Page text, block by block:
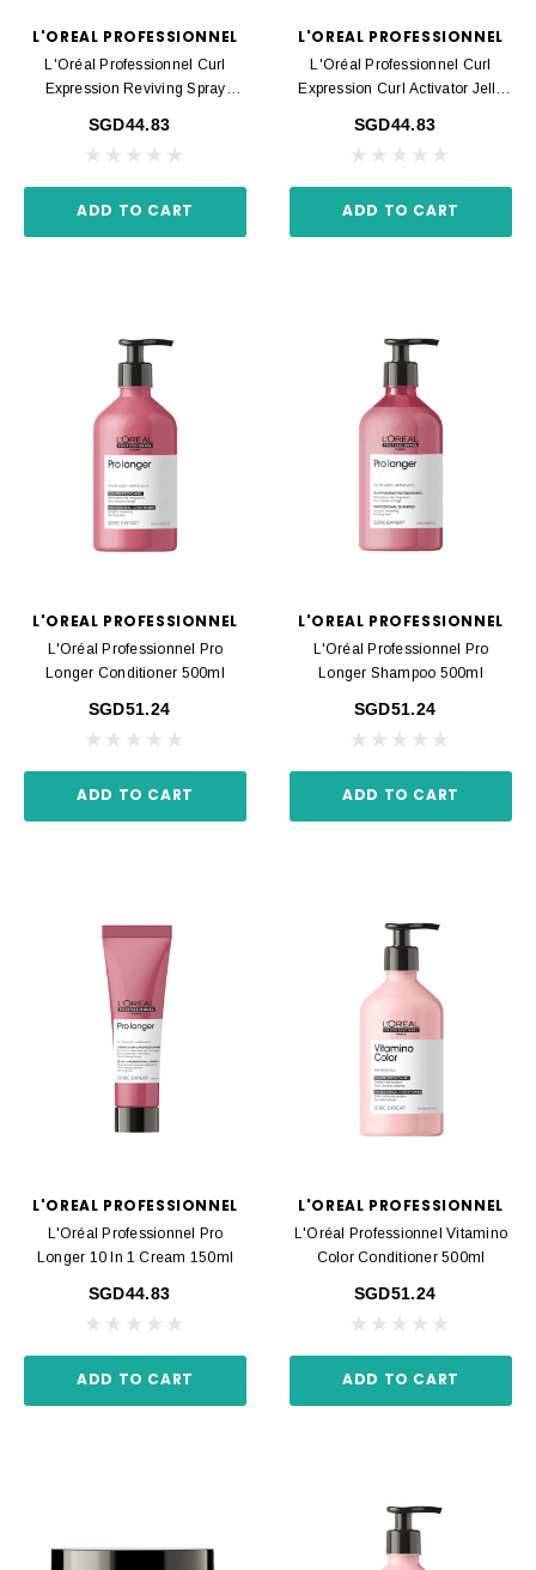
L'OREAL PROFESSIONNEL
L'Oréal Professionnel Curl
Expression Reviving Spray
SGD44.83
ADD TO CART
L'OREAL PROFESSIONNEL
L'Oréal Professionnel Curl
Expression Curl Activator Jelly
SGD44.83
ADD TO CART
L'OREAL PROFESSIONNEL
L'Oréal Professionnel Pro
Longer Conditioner 500ml
SGD51.24
ADD TO CART
L'OREAL PROFESSIONNEL
L'Oréal Professionnel Pro
Longer Shampoo 500ml
SGD51.24
ADD TO CART
L'OREAL PROFESSIONNEL
L'Oréal Professionnel Pro
Longer 10 In 1 Cream 150ml
SGD44.83
ADD TO CART
L'OREAL PROFESSIONNEL
L'Oréal Professionnel Vitamino
Color Conditioner 500ml
SGD51.24
ADD TO CART